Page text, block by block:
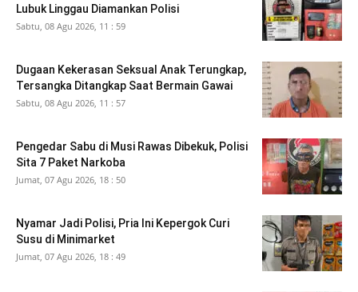
Lubuk Linggau Diamankan Polisi
Sabtu, 08 Agu 2026, 11 : 59
Dugaan Kekerasan Seksual Anak Terungkap,
Tersangka Ditangkap Saat Bermain Gawai
Sabtu, 08 Agu 2026, 11 : 57
Pengedar Sabu di Musi Rawas Dibekuk, Polisi
Sita 7 Paket Narkoba
Jumat, 07 Agu 2026, 18 : 50
Nyamar Jadi Polisi, Pria Ini Kepergok Curi
Susu di Minimarket
Jumat, 07 Agu 2026, 18 : 49